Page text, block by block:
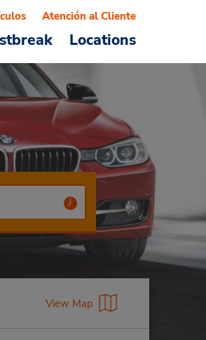
Locations
Atención al Cliente
View Map